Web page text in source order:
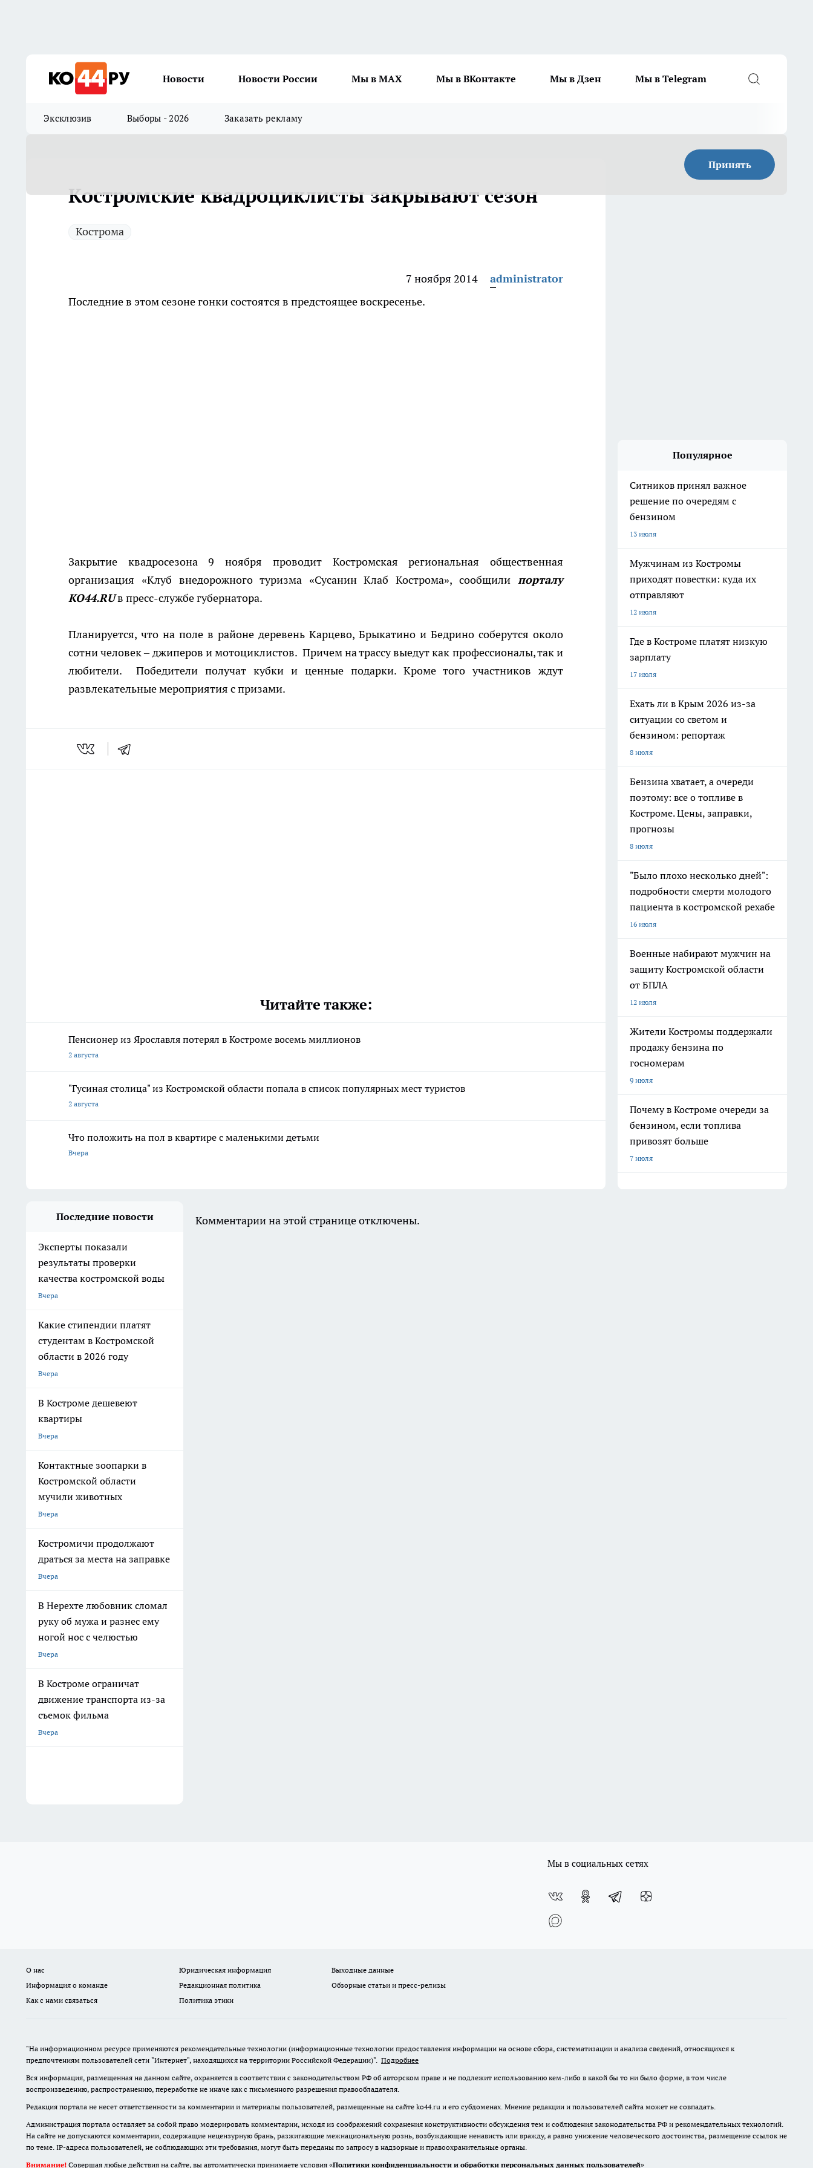
Новости Новости России Мы в MAX Мы в ВКонтакте Мы в Дзен Мы в Telegram
Эксклюзив Выборы - 2026 Заказать рекламу
Принять
Костромские квадроциклисты закрывают сезон
Кострома
7 ноября 2014
administrator
Последние в этом сезоне гонки состоятся в предстоящее воскресенье.
Закрытие квадросезона 9 ноября проводит Костромская региональная общественная
организация «Клуб внедорожного туризма «Сусанин Клаб Кострома», сообщили порталу
КО44.RUв пресс-службе губернатора.
Планируется, что на поле в районе деревень Карцево, Брыкатино и Бедрино соберутся около
сотни человек – джиперов и мотоциклистов. Причем на трассу выедут как профессионалы, так и
любители. Победители получат кубки и ценные подарки. Кроме того участников ждут
развлекательные мероприятия с призами.
Читайте также:
Пенсионер из Ярославля потерял в Костроме восемь миллионов
2 августа
"Гусиная столица" из Костромской области попала в список популярных мест туристов
2 августа
Что положить на пол в квартире с маленькими детьми
Вчера
Популярное
Ситников принял важное
решение по очередям с
бензином
13 июля
Мужчинам из Костромы
приходят повестки: куда их
отправляют
12 июля
Где в Костроме платят низкую
зарплату
17 июля
Ехать ли в Крым 2026 из-за
ситуации со светом и
бензином: репортаж
8 июля
Бензина хватает, а очереди
поэтому: все о топливе в
Костроме. Цены, заправки,
прогнозы
8 июля
"Было плохо несколько дней":
подробности смерти молодого
пациента в костромской рехабе
16 июля
Военные набирают мужчин на
защиту Костромской области
от БПЛА
12 июля
Жители Костромы поддержали
продажу бензина по
госномерам
9 июля
Почему в Костроме очереди за
бензином, если топлива
привозят больше
7 июля
Последние новости
Эксперты показали
результаты проверки
качества костромской воды
Вчера
Какие стипендии платят
студентам в Костромской
области в 2026 году
Вчера
В Костроме дешевеют
квартиры
Вчера
Контактные зоопарки в
Костромской области
мучили животных
Вчера
Костромичи продолжают
драться за места на заправке
Вчера
В Нерехте любовник сломал
руку об мужа и разнес ему
ногой нос с челюстью
Вчера
В Костроме ограничат
движение транспорта из-за
съемок фильма
Вчера
Комментарии на этой странице отключены.
Мы в социальных сетях
О нас Юридическая информация
Выходные данные
Информация о команде
Редакционная политика
Обзорные статьи и пресс-релизы
Как с нами связаться
Политика этики
"На информационном ресурсе применяются рекомендательные технологии (информационные технологии предоставления информации на основе сбора, систематизации и анализа сведений, относящихся к
предпочтениям пользователей сети "Интернет", находящихся на территории Российской Федерации)". Подробнее
Вся информация, размещенная на данном сайте, охраняется в соответствии с законодательством РФ об авторском праве и не подлежит использованию кем-либо в какой бы то ни было форме, в том числе
воспроизведению, распространению, переработке не иначе как с письменного разрешения правообладателя.
Редакция портала не несет ответственности за комментарии и материалы пользователей, размещенные на сайте ko44.ru и его субдоменах. Мнение редакции и пользователей сайта может не совпадать.
Администрация портала оставляет за собой право модерировать комментарии, исходя из соображений сохранения конструктивности обсуждения тем и соблюдения законодательства РФ и рекомендательных технологий.
На сайте не допускаются комментарии, содержащие нецензурную брань, разжигающие межнациональную рознь, возбуждающие ненависть или вражду, а равно унижение человеческого достоинства, размещение ссылок не
по теме. IP-адреса пользователей, не соблюдающих эти требования, могут быть переданы по запросу в надзорные и правоохранительные органы.
Внимание! Совершая любые действия на сайте, вы автоматически принимаете условия «Политики конфиденциальности и обработки персональных данных пользователей»